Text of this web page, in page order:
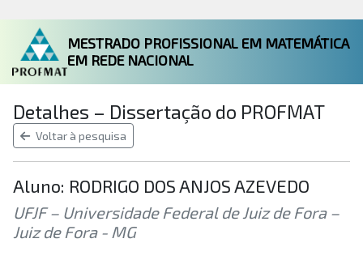
MESTRADO PROFISSIONAL EM MATEMÁTICA
EM REDE NACIONAL
Detalhes – Dissertação do PROFMAT
Voltar à pesquisa
Aluno: RODRIGO DOS ANJOS AZEVEDO
UFJF – Universidade Federal de Juiz de Fora –
Juiz de Fora - MG